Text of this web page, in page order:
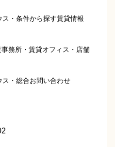
・条件から探す賃貸情報
務所・賃貸オフィス・店舗
・総合お問い合わせ